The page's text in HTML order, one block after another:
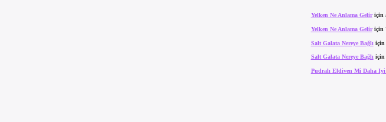
Yelken Ne Anlama Geliriçin
Yelken Ne Anlama Geliriçin
Salt Galata Nereye Bağlı için
Salt Galata Nereye Bağlı için
Pudralı Eldiven Mi Daha Iyi